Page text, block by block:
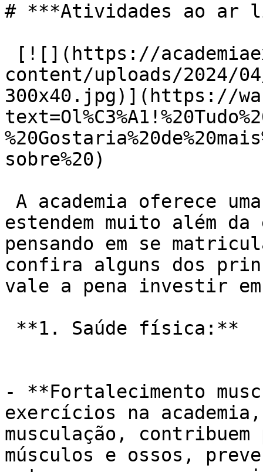
# ***Atividades ao ar
content/uploads/2024/
300x40.jpg)](https://
sobre%20)
estendem muito além
pensando em se
confira alguns dos
vale a pena investir
- **Fortalecimento
exercícios na
musculação,
músculos e ossos,